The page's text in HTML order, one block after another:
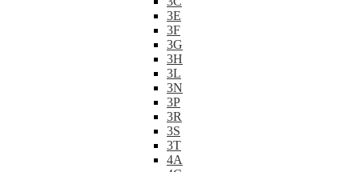
3E
3F
3G
3H
3L
3N
3P
3R
3S
3T
4A